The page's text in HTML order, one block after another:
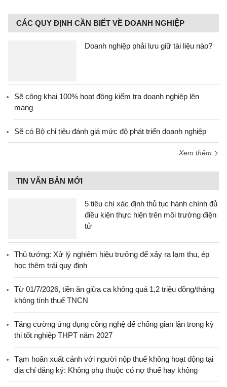
CÁC QUY ĐỊNH CẦN BIẾT VỀ DOANH NGHIỆP
Doanh nghiệp phải lưu giữ tài liệu nào?
Sẽ công khai 100% hoạt động kiểm tra doanh nghiệp lên
mạng
Sẽ có Bộ chỉ tiêu đánh giá mức độ phát triển doanh nghiệp
Xem thêm
TIN VĂN BẢN MỚI
5 tiêu chí xác định thủ tục hành chính đủ
điều kiện thực hiện trên môi trường điện
tử
Thủ tướng: Xử lý nghiêm hiệu trưởng để xảy ra lạm thu, ép
học thêm trái quy định
Từ 01/7/2026, tiền ăn giữa ca không quá 1,2 triệu đồng/tháng
không tính thuế TNCN
Tăng cường ứng dụng công nghệ để chống gian lận trong kỳ
thi tốt nghiệp THPT năm 2027
Tạm hoãn xuất cảnh với người nộp thuế không hoạt động tại
địa chỉ đăng ký: Không phụ thuộc có nợ thuế hay không